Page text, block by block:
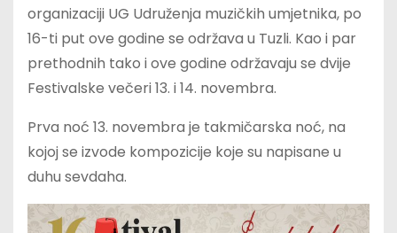
organizaciji UG Udruženja muzičkih umjetnika, po
16-ti put ove godine se održava u Tuzli. Kao i par
prethodnih tako i ove godine održavaju se dvije
Festivalske večeri 13. i 14. novembra.
Prva noć 13. novembra je takmičarska noć, na
kojoj se izvode kompozicije koje su napisane u
duhu sevdaha.